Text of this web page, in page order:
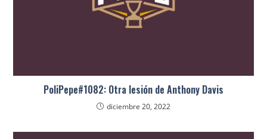
PoliPepe#1082: Otra lesión de Anthony Davis
diciembre 20, 2022